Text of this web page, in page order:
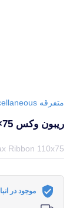
متفرقه miscellaneous
ریبون وکس WAX RIBBON 110×75
Ribbon 110x75
موجود در